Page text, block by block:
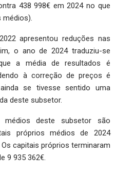
438 998€ em 2024 no que
médios).
apresentou reduções nas
o ano de 2024 traduziu-se
a média de resultados é
à correção de preços é
se tivesse sentido uma
deste subsetor.
deste subsetor são
próprios médios de 2024
capitais próprios terminaram
9 935 362€.